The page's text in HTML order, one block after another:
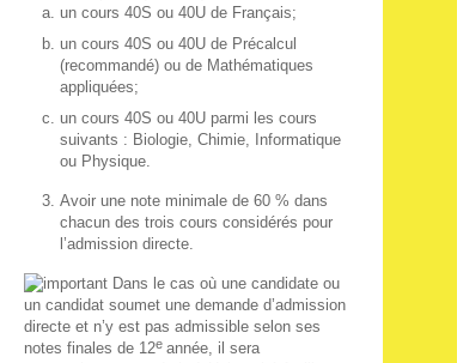
un cours 40S ou 40U de Français;
un cours 40S ou 40U de Précalcul
(recommandé) ou de Mathématiques
appliquées;
un cours 40S ou 40U parmi les cours
suivants : Biologie, Chimie, Informatique
ou Physique.
Avoir une note minimale de 60 % dans
chacun des trois cours considérés pour
l’admission directe.
Dans le cas où une candidate ou
un candidat soumet une demande d’admission
directe et n’y est pas admissible selon ses
notes finales de 12e année, il sera